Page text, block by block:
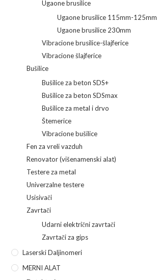
Ugaone brusilice
Ugaone brusilice 115mm-125mm
Ugaone brusilice 230mm
Vibracione brusilice-šlajferice
Vibracione šlajferice
Bušilice
Bušilice za beton SDS+
Bušilice za beton SDSmax
Bušilice za metal i drvo
Štemerice
Vibracione bušilice
Fen za vreli vazduh
Renovator (višenamenski alat)
Testere za metal
Univerzalne testere
Usisivači
Zavrtači
Udarni električni zavrtači
Zavrtači za gips
Laserski Daljinomeri
MERNI ALAT